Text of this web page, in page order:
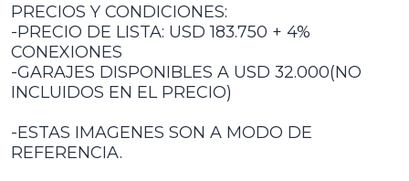
PRECIOS Y CONDICIONES:
-PRECIO DE LISTA: USD 183.750 + 4%
CONEXIONES
-GARAJES DISPONIBLES A USD 32.000(NO
INCLUIDOS EN EL PRECIO)
-ESTAS IMAGENES SON A MODO DE
REFERENCIA.